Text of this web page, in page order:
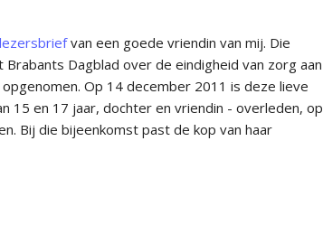
lezersbriefvan een goede vriendin van mij. Die
Dagblad over de eindigheid van zorg aan
Op 14 december 2011 is deze lieve
15 en 17 jaar, dochter en vriendin - overleden, op
Bij die bijeenkomst past de kop van haar